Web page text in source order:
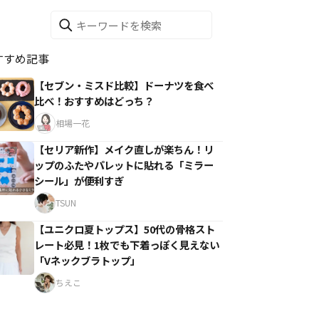
すめ記事
【セブン・ミスド比較】ドーナツを食べ
比べ！おすすめはどっち？
相場一花
【セリア新作】メイク直しが楽ちん！リ
ップのふたやパレットに貼れる「ミラー
シール」が便利すぎ
TSUN
【ユニクロ夏トップス】50代の骨格スト
レート必見！1枚でも下着っぽく見えない
「Vネックブラトップ」
ちえこ